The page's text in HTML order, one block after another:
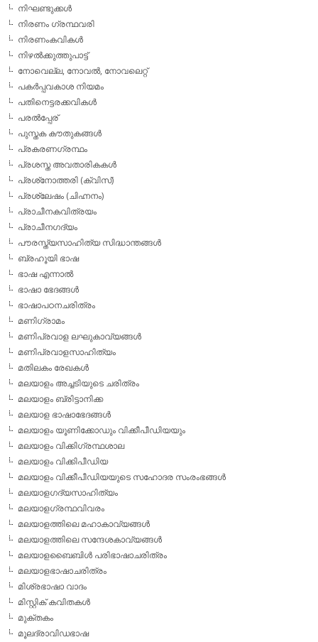
നിഘണ്ടുക്കള്‍
നിരണം ഗ്രന്ഥവരി
നിരണംകവികള്‍
നിഴല്‍ക്കുത്തുപാട്ട്
നോവെല്ല, നോവല്‍, നോവലെറ്റ്
പകര്‍പ്പവകാശ നിയമം
പതിനെട്ടരക്കവികള്‍
പരല്‍പ്പേര്
പുസ്തക കൗതുകങ്ങള്‍
പ്രകരണഗ്രന്ഥം
പ്രശസ്ത അവതാരികകള്‍
പ്രശ്‌നോത്തരി (ക്വിസ്)
പ്രശ്ലേഷം (ചിഹ്നനം)
പ്രാചീനകവിത്രയം
പ്രാചീനഗദ്യം
പൗരസ്ത്യസാഹിത്യ സിദ്ധാന്തങ്ങള്‍
ബ്രഹൂയി ഭാഷ
ഭാഷ എന്നാല്‍
ഭാഷാ ഭേദങ്ങള്‍
ഭാഷാപഠനചരിത്രം
മണിഗ്രാമം
മണിപ്രവാള ലഘുകാവ്യങ്ങള്‍
മണിപ്രവാളസാഹിത്യം
മതിലകം രേഖകള്‍
മലയാളം അച്ചടിയുടെ ചരിത്രം
മലയാളം ബ്രിട്ടാനിക്ക
മലയാള ഭാഷാഭേദങ്ങള്‍
മലയാളം യൂണിക്കോഡും വിക്കീപീഡിയയും
മലയാളം വിക്കിഗ്രന്ഥശാല
മലയാളം വിക്കിപീഡിയ
മലയാളം വിക്കീപീഡിയയുടെ സഹോദര സംരംഭങ്ങള്‍
മലയാളഗദ്യസാഹിത്യം
മലയാളഗ്രന്ഥവിവരം
മലയാളത്തിലെ മഹാകാവ്യങ്ങള്‍
മലയാളത്തിലെ സന്ദേശകാവ്യങ്ങള്‍
മലയാളബൈബിള്‍ പരിഭാഷാചരിത്രം
മലയാളഭാഷാചരിത്രം
മിശ്രഭാഷാ വാദം
മിസ്റ്റിക് കവിതകള്‍
മുക്തകം
മൂലദ്രാവിഡഭാഷ